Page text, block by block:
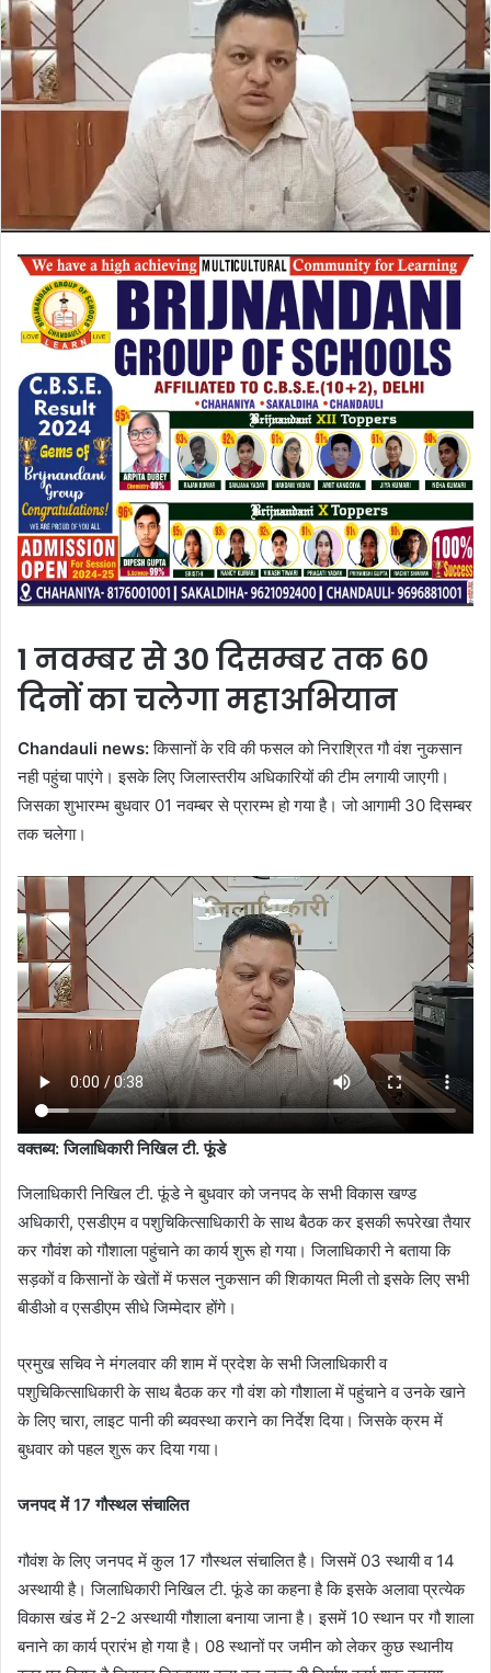
1 नवम्बर से 30 दिसम्बर तक 60
दिनों का चलेगा महाअभियान
Chandauli news:किसानों के रवि की फसल को निराश्रित गौ वंश नुकसान
नही पहुंचा पाएंगे। इसके लिए जिलास्तरीय अधिकारियों की टीम लगायी जाएगी।
जिसका शुभारम्भ बुधवार 01 नवम्बर से प्रारम्भ हो गया है। जो आगामी 30 दिसम्बर
तक चलेगा।
वक्तब्य: जिलाधिकारी निखिल टी. फूंडे
जिलाधिकारी निखिल टी. फूंडे ने बुधवार को जनपद के सभी विकास खण्ड
अधिकारी, एसडीएम व पशुचिकित्साधिकारी के साथ बैठक कर इसकी रूपरेखा तैयार
कर गौवंश को गौशाला पहुंचाने का कार्य शुरू हो गया। जिलाधिकारी ने बताया कि
सड़कों व किसानों के खेतों में फसल नुकसान की शिकायत मिली तो इसके लिए सभी
बीडीओ व एसडीएम सीधे जिम्मेदार होंगे।
प्रमुख सचिव ने मंगलवार की शाम में प्रदेश के सभी जिलाधिकारी व
पशुचिकित्साधिकारी के साथ बैठक कर गौ वंश को गौशाला में पहुंचाने व उनके खाने
के लिए चारा, लाइट पानी की ब्यवस्था कराने का निर्देश दिया। जिसके क्रम में
बुधवार को पहल शुरू कर दिया गया।
जनपद में 17 गौस्थल संचालित
गौवंश के लिए जनपद में कुल 17 गौस्थल संचालित है। जिसमें 03 स्थायी व 14
अस्थायी है। जिलाधिकारी निखिल टी. फूंडे का कहना है कि इसके अलावा प्रत्येक
विकास खंड में 2-2 अस्थायी गौशाला बनाया जाना है। इसमें 10 स्थान पर गौ शाला
बनाने का कार्य प्रारंभ हो गया है। 08 स्थानों पर जमीन को लेकर कुछ स्थानीय